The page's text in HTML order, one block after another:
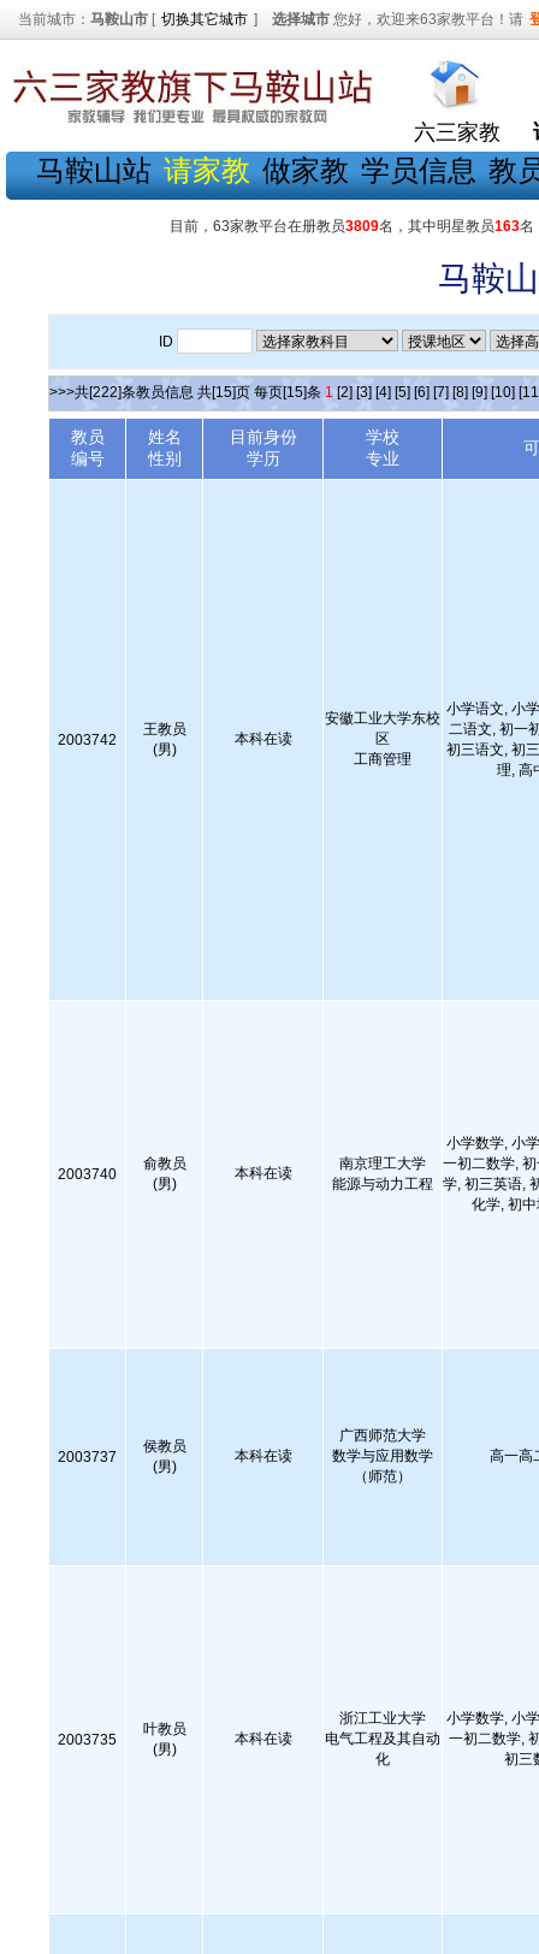
当前城市： 马鞍山市 [ 切换其它城市 ] 选择城市 您好，欢迎来63家教平台！请
六三家教
马鞍山站 请家教 做家教 学员信息 教
目前，63家教平台在册教员3809名，其中明星教员163名
马鞍
ID
>>>共[222]条教员信息 共[15]页 每页[15]条 1 [2] [3] [4] [5] [6] [7] [8] [9] [10]
教员
编号
姓名
性别
目前身份
学历
学校
专业
2003742
王教员
(男)
本科在读
安徽工业大学东校
区
工商管理
小学语文, 小
二语文, 初一
初三语文, 初
理, 高
2003740
俞教员
(男)
本科在读
南京理工大学
能源与动力工程
小学数学, 小
一初二数学,
学, 初三英语,
化学, 初
2003737
侯教员
(男)
本科在读
广西师范大学
数学与应用数学
（师范）
高一高
2003735
叶教员
(男)
本科在读
浙江工业大学
电气工程及其自动
化
小学数学, 小
一初二数学,
初三